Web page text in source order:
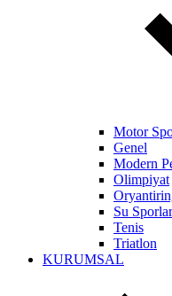
Motor
Genel
Modern
Olimpiyat
Su
Tenis
Triatlon
KURUMSAL